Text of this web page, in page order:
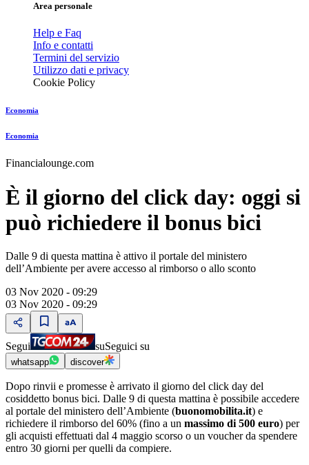
Area personale
Help e Faq
Info e contatti
Termini del servizio
Utilizzo dati e privacy
Cookie Policy
Economia
Economia
Financialounge.com
È il giorno del click day: oggi si
può richiedere il bonus bici
Dalle 9 di questa mattina è attivo il portale del ministero
dell’Ambiente per avere accesso al rimborso o allo sconto
03 Nov 2020 - 09:29
03 Nov 2020 - 09:29
Segui suSeguici su
whatsapp discover
Dopo rinvii e promesse è arrivato il giorno del click day del
cosiddetto bonus bici. Dalle 9 di questa mattina è possibile accedere
al portale del ministero dell’Ambiente (buonomobilita.it) e
richiedere il rimborso del 60% (fino a un massimo di 500 euro) per
gli acquisti effettuati dal 4 maggio scorso o un voucher da spendere
entro 30 giorni per quelli da compiere.